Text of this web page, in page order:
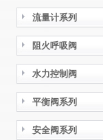
流量计系列
阻火呼吸阀
水力控制阀
平衡阀系列
安全阀系列